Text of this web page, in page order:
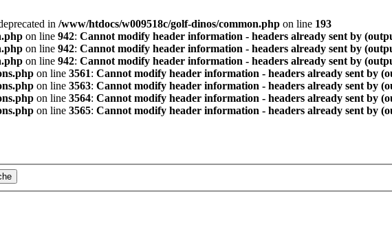
in /www/htdocs/w009518c/golf-dinos/common.php on line 193
on line 942: Cannot modify header information - headers already sent by
on line 942: Cannot modify header information - headers already sent by
on line 942: Cannot modify header information - headers already sent by
on line 3561: Cannot modify header information - headers already sent by
on line 3563: Cannot modify header information - headers already sent by
on line 3564: Cannot modify header information - headers already sent by
on line 3565: Cannot modify header information - headers already sent by